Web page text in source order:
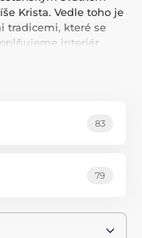
Krista. Vedle toho je
tradicemi, které se
interiér
Prožijte to
83
79